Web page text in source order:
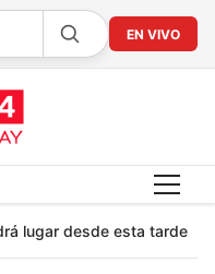
EN VIVO
lugar desde esta tarde